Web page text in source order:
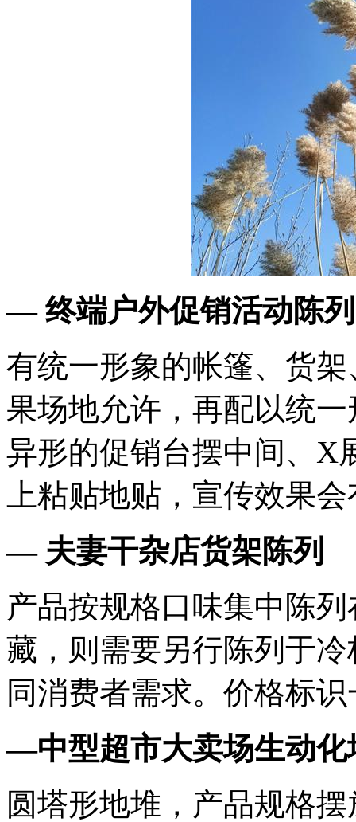
— 终端户外促销活动陈列
有统一形象的帐篷、货
果场地允许，再配以统
异形的促销台摆中间、X
上粘贴地贴，宣传效果
— 夫妻干杂店货架陈列
产品按规格口味集中陈
藏，则需要另行陈列于
同消费者需求。价格标
—中型超市大卖场生动化
圆塔形地堆，产品规格